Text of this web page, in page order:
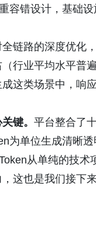
容错设计，基础
链路的深度优化
行业平均水平普
这类场景中，响
键。 平台整合了
为单位生成清晰
从单纯的技
这也是我们接下